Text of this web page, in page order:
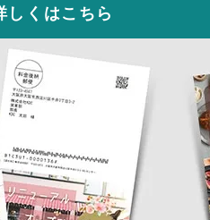
しくはこちら